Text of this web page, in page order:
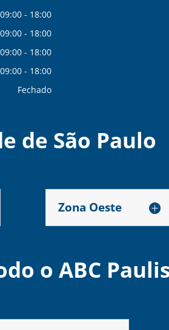
09:00 - 18:00
09:00 - 18:00
09:00 - 18:00
09:00 - 18:00
Fechado
de São Paulo
Zona Oeste
o ABC